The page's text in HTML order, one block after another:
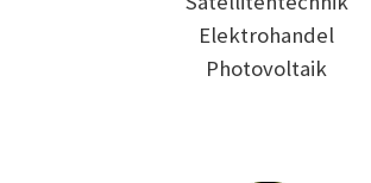
Elektrohandel
Photovoltaik